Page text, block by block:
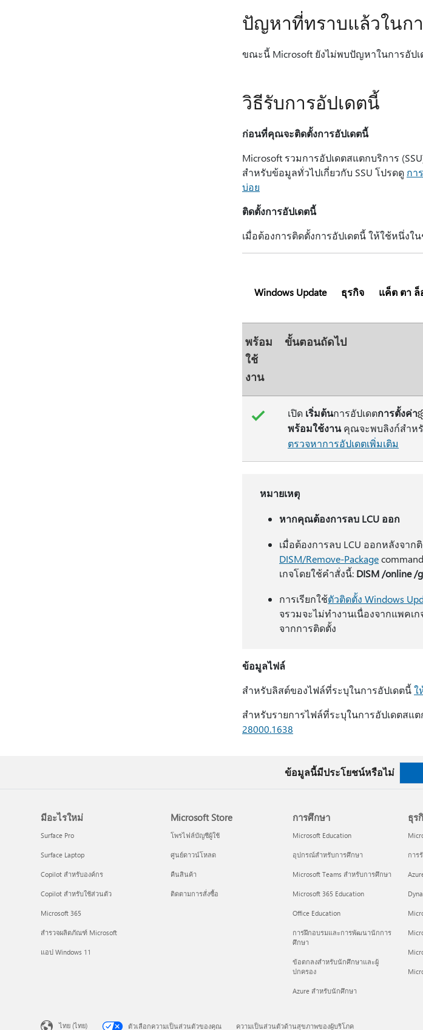
ปัญหาที่ทราบแล้วในก
ขณะนี้ Microsoft ยังไม่พบปัญหาในการอัป
วิธีรับการอัปเดตนี้
ก่อนที่คุณจะติดตั้งการอัปเดตนี้
Microsoft รวมการอัปเดตสแตกบริการ
สำหรับข้อมูลทั่วไปเกี่ยวกับ SSU โปรดดู กา
บ่อย
ติดตั้งการอัปเดตนี้
เมื่อต้องการติดตั้งการอัปเดตนี้ ให้ใช้หนึ่งใ
Windows Update ธุรกิจ แค็ต ตา ล็
พร้อม
ใช้
งาน
ขั้นตอนถัดไป
เปิด เริ่มต้นการอัปเดตการตั้งค่า
พร้อมใช้งานคุณจะพบลิงก์สําหรั
ตรวจหาการอัปเดตเพิ่มเติม
หมายเหตุ
หากคุณต้องการลบ LCU ออก
เมื่อต้องการลบ LCU ออกหลังจาก
DISM/Remove-Package
เกจโดยใช้คําสั่งนี้: DISM /online /
การเรียกใช้ตัวติดตั้ง Windows
จรวมจะไม่ทํางานเนื่องจากแพคเ
จากการติดตั้ง
ข้อมูลไฟล์
สําหรับลิสต์ของไฟล์ที่ระบุในการอัปเดตนี้ใ
สําหรับรายการไฟล์ที่ระบุในการอัปเดตสแ
28000.1638
ข้อมูลนี้มีประโยชน์หรือไม่
มีอะไรใหม่
Surface Pro
Surface Laptop
Copilot สำหรับองค์กร
Copilot สำหรับใช้ส่วนตัว
Microsoft 365
สำรวจผลิตภัณฑ์ Microsoft
แอป Windows 11
Microsoft Store
โพรไฟล์บัญชีผู้ใช้
ศูนย์ดาวน์โหลด
คืนสินค้า
ติดตามการสั่งซื้อ
การศึกษา
Microsoft Education
อุปกรณ์สำหรับการศึกษา
Microsoft Teams สำหรับการศึกษา
Microsoft 365 Education
Office Education
การฝึกอบรมและการพัฒนานักการ
ศึกษา
ข้อตกลงสำหรับนักศึกษาและผู้
ปกครอง
Azure สำหรับนักศึกษา
ธุร
การ
ไทย (ไทย) ตัวเลือกความเป็นส่วนตัวของคุณ ความเป็นส่วนตัวด้านสุขภาพของผู้บริโภค